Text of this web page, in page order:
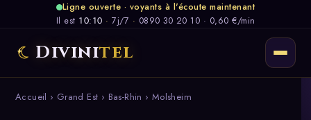
Ligne ouverte · voyants à l'écoute maintenant
Il est 10:10 · 7j/7 · 0890 30 20 10 · 0,60 €/min
Divinitel
Accueil › Grand Est › Bas-Rhin › Molsheim